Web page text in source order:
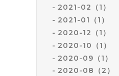
2021-02（1）
2021-01（1）
2020-12（1）
2020-10（1）
2020-09（1）
2020-08（2）